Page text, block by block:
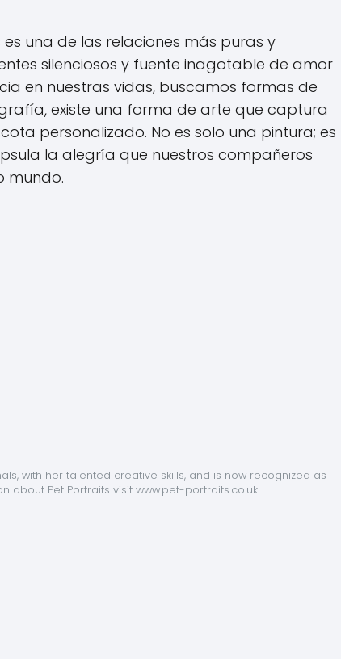
una de las relaciones más puras y
silenciosos y fuente inagotable de amor
en nuestras vidas, buscamos formas de
existe una forma de arte que captura
personalizado. No es solo una pintura; es
la alegría que nuestros compañeros
mundo.
with her talented creative skills, and is now recognized as
about Pet Portraits visit www.pet-portraits.co.uk